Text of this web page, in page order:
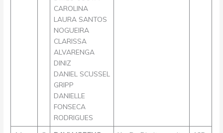
CAROLINA
LAURA SANTOS
NOGUEIRA
CLARISSA
ALVARENGA
DINIZ
DANIEL SCUSSEL
GRIPP
DANIELLE
FONSECA
RODRIGUES